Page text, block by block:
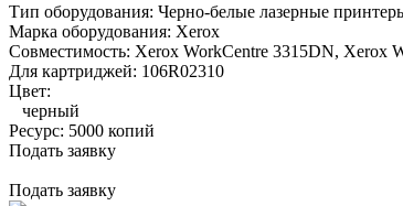
Тип оборудования: Черно-белые лазерные
Марка оборудования: Xerox
Совместимость: Xerox WorkCentre 3315DN, Xerox
Для картриджей: 106R02310
Цвет:
черный
Ресурс: 5000 копий
Подать заявку
Подать заявку